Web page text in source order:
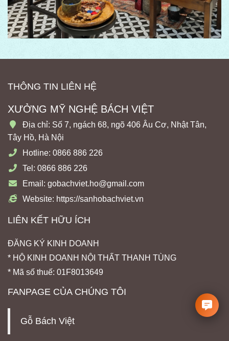
THÔNG TIN LIÊN HỆ
XƯỞNG MỸ NGHỆ BÁCH VIỆT
Địa chỉ: Số 7, ngách 68, ngõ 406 Âu Cơ, Nhật Tân,
Tây Hồ, Hà Nội
Hotline: 0866 886 226
Tel: 0866 886 226
Email: gobachviet.ho@gmail.com
Website: https://sanhobachviet.vn
LIÊN KẾT HỮU ÍCH
ĐĂNG KÝ KINH DOANH
* HỘ KINH DOANH NỘI THẤT THANH TÙNG
* Mã số thuế: 01F8013649
FANPAGE CỦA CHÚNG TÔI
Gỗ Bách Việt